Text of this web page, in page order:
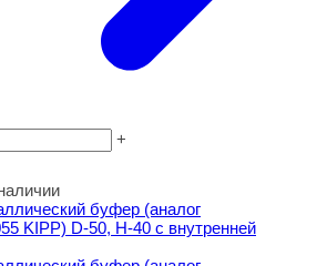
+
буфер (аналог K0573.05004055